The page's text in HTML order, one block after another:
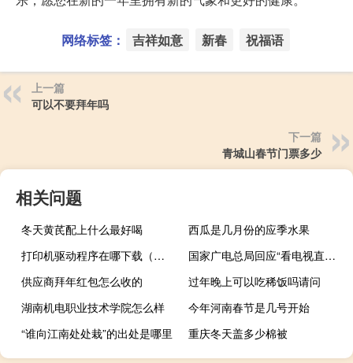
网络标签： 吉祥如意 新春 祝福语
上一篇
可以不要拜年吗
下一篇
青城山春节门票多少
相关问题
冬天黄芪配上什么最好喝
西瓜是几月份的应季水果
打印机驱动程序在哪下载（打印机驱动程序）
国家广电总局回应“看电视直播频道难、遥控器多、操作复杂”：年底前超八成用户可实现开机就能看电视
供应商拜年红包怎么收的
过年晚上可以吃稀饭吗请问
湖南机电职业技术学院怎么样
今年河南春节是几号开始
“谁向江南处处栽”的出处是哪里
重庆冬天盖多少棉被